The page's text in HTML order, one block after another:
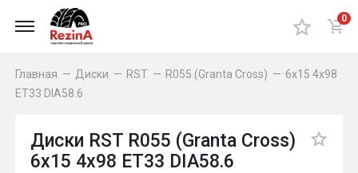
0
Главная — Диски — RST — R055 (Granta Cross) — 6x15 4x98
ET33 DIA58.6
Диски RST R055 (Granta Cross)
6x15 4x98 ET33 DIA58.6